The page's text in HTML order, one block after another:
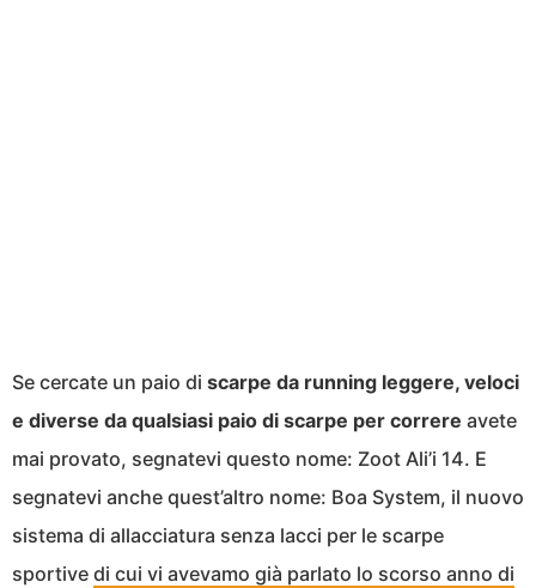
Se cercate un paio di scarpe da running leggere, veloci
e diverse da qualsiasi paio di scarpe per correre avete
mai provato, segnatevi questo nome: Zoot Ali’i 14. E
segnatevi anche quest’altro nome: Boa System, il nuovo
sistema di allacciatura senza lacci per le scarpe
sportive di cui vi avevamo già parlato lo scorso anno di